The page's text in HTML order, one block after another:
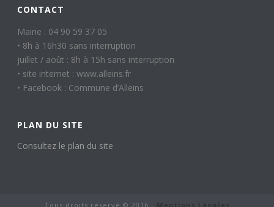
CONTACT
Mairie : 04 90 59 37 05
• 8h à 16h30 sans interruption
juillet / août : 8h à 15h sans interruption
• site internet : www.alleins.fr
• Facebook : Commune d’Alleins
PLAN DU SITE
Consultez le plan du site
Tous droits réservé © 2016 - Mentions Légales